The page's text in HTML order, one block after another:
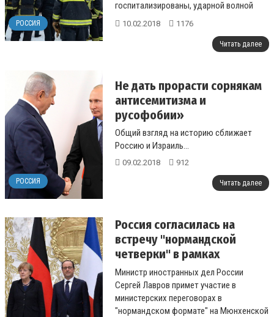
РОССИЯ
госпитализированы, ударной волной
повредило перегородки в 10 квартирах,
10.02.2018 1176
Читать далее
РОССИЯ
Не дать прорасти сорнякам
антисемитизма и
русофобии»
Общий взгляд на историю сближает
Россию и Израиль...
09.02.2018 912
Читать далее
Россия согласилась на
встречу "нормандской
четверки" в рамках
Мюнхенской конференции
Министр иностранных дел России
Сергей Лавров примет участие в
министерских переговорах в
"нормандском формате" на Мюнхенской